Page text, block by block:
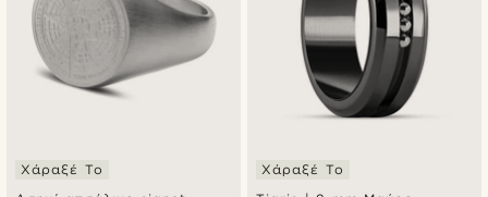
Χάραξέ Το
Χάραξέ Το